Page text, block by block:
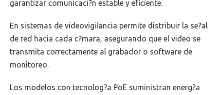
garantizar comunicaci?n estable y eficiente.
En sistemas de videovigilancia permite distribuir la se?al
de red hacia cada c?mara, asegurando que el video se
transmita correctamente al grabador o software de
monitoreo.
Los modelos con tecnolog?a PoE suministran energ?a